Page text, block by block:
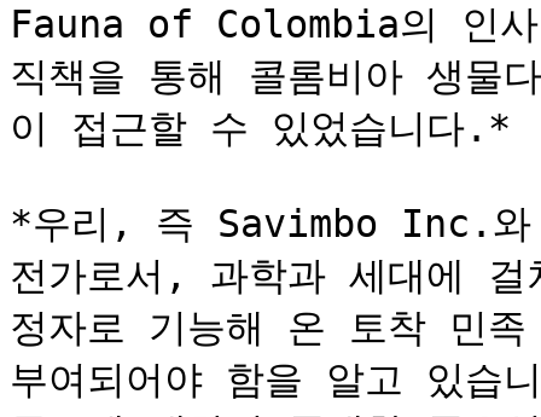
Fauna of Colombia의 인
직책을 통해 콜롬비아 생물
이 접근할 수 있었습니다.*
*우리, 즉 Savimbo Inc.와
전가로서, 과학과 세대에
정자로 기능해 온 토착 민
부여되어야 함을 알고 있습